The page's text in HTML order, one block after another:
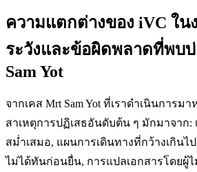
ความแตกต่างของ iVC ใน
ระวังและข้อผิดพลาดที่พบ
Sam Yot
จากเคส Mrt Sam Yot ที่เราดำเนินการม
สาเหตุการปฏิเสธอันดับต้น ๆ มักมาจาก:
สม่ำเสมอ, แผนการเดินทางที่กว้างเกินไ
ไม่ได้ทันก่อนยื่น, การแปลเอกสารโดยผู้ไ